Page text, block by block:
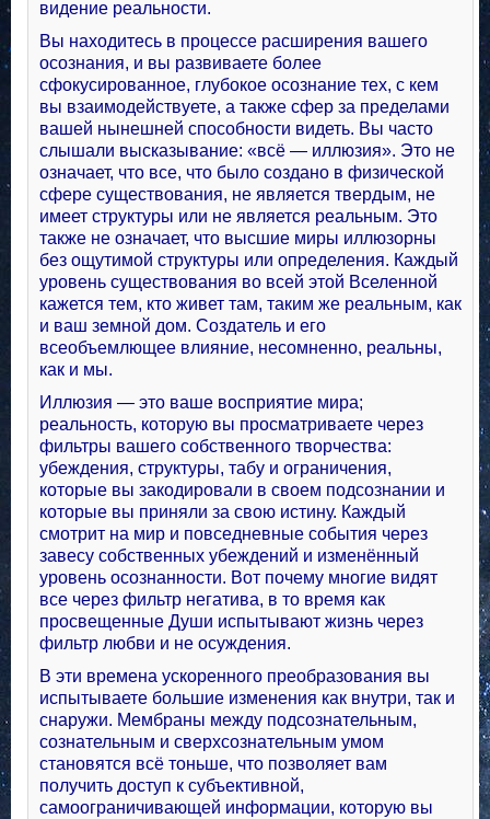
видение реальности.
Вы находитесь в процессе расширения вашего
осознания, и вы развиваете более
сфокусированное, глубокое осознание тех, с кем
вы взаимодействуете, а также сфер за пределами
вашей нынешней способности видеть. Вы часто
слышали высказывание: «всё — иллюзия». Это не
означает, что все, что было создано в физической
сфере существования, не является твердым, не
имеет структуры или не является реальным. Это
также не означает, что высшие миры иллюзорны
без ощутимой структуры или определения. Каждый
уровень существования во всей этой Вселенной
кажется тем, кто живет там, таким же реальным, как
и ваш земной дом. Создатель и его
всеобъемлющее влияние, несомненно, реальны,
как и мы.
Иллюзия — это ваше восприятие мира;
реальность, которую вы просматриваете через
фильтры вашего собственного творчества:
убеждения, структуры, табу и ограничения,
которые вы закодировали в своем подсознании и
которые вы приняли за свою истину. Каждый
смотрит на мир и повседневные события через
завесу собственных убеждений и изменённый
уровень осознанности. Вот почему многие видят
все через фильтр негатива, в то время как
просвещенные Души испытывают жизнь через
фильтр любви и не осуждения.
В эти времена ускоренного преобразования вы
испытываете большие изменения как внутри, так и
снаружи. Мембраны между подсознательным,
сознательным и сверхсознательным умом
становятся всё тоньше, что позволяет вам
получить доступ к субъективной,
самоограничивающей информации, которую вы